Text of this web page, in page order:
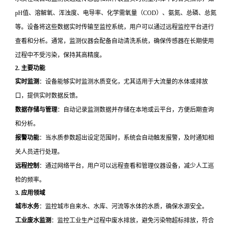
pH值、溶解氧、浑浊度、电导率、化学需氧量（COD）、氨氮、总磷、总氮
等。设备将这些数据实时传输至监控系统，用户可以通过远程监控平台进行
查看和分析。通常，监测仪器会配备自动清洗系统，确保传感器在长期使用
过程中不受污染，保持其高精度。
2. 主要功能
实时监测 ：设备能够实时监测水质变化，尤其适用于大流量的水体或排放
口，提供实时数据反馈。
数据存储与管理：自动记录监测数据并存储在本地或云平台，方便后期查询
和分析。
报警功能：当水质参数超出设定范围时，系统会自动触发报警，及时通知相
关人员进行处理。
远程控制 ：通过网络平台，用户可以远程查看和管理仪器设备，减少人工巡
检的频率。
3. 应用领域
城市水务：监控城市自来水、水库、河流等水体的水质，确保水源安全。
工业废水监测 ：监控工业生产过程中废水排放，避免污染物超标排放，符合